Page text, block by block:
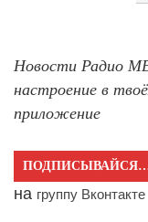
Новости Радио
настроение в
приложение
на группу Вконтакте